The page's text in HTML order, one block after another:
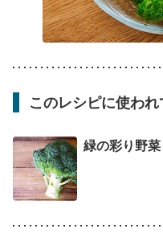
このレシピに使わ
緑の彩り野菜